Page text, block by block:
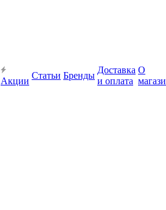
Акции
Статьи Бренды
Доставка
и оплата
О